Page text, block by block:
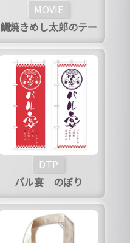
MOVIE
鯛焼きめし太郎のテー
マ（パンクバージョ
ン）
DTP
バル宴 のぼり